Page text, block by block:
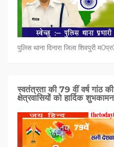
पुलिस थाना दिनारा जिला शिवपुरी
स्वतंत्रता की 79 वीं वर्ष गांठ
क्षेत्रवासियों को हार्दिक